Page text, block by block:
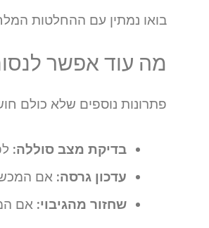
בואו נמתין עם ההחלטות
מה עוד אפשר
פתרונות נוספים שלא כולם
בדיקת מצב סוללה:
עדכון גרסה: אם
שחזור מהגיבוי: אם